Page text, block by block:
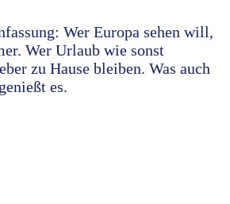
Wer Europa sehen will,
Wer Urlaub wie sonst
zu Hause bleiben. Was auch
es.